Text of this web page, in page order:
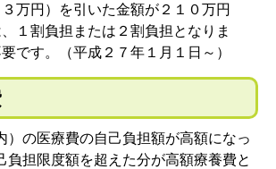
万円）を引いた金額が２１０万円
１割負担または２割負担となりま
です。（平成２７年１月１日～）
）の医療費の自己負担額が高額になっ
負担限度額を超えた分が高額療養費と